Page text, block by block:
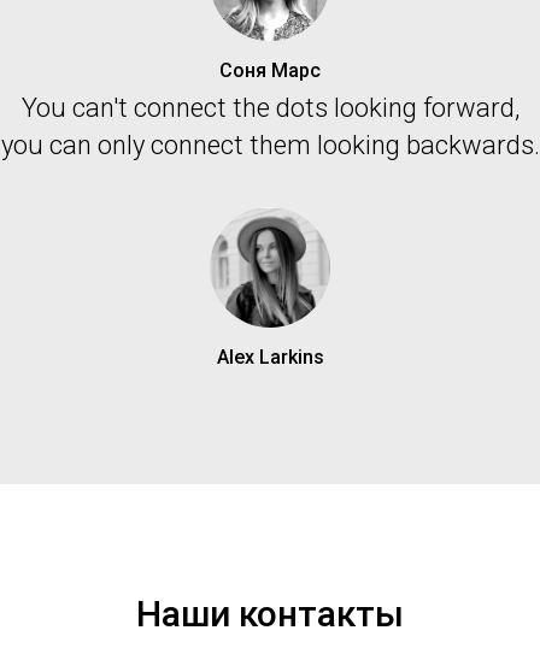
Соня Марс
You can't connect the dots looking forward,
you can only connect them looking backwards.
Alex Larkins
Наши контакты